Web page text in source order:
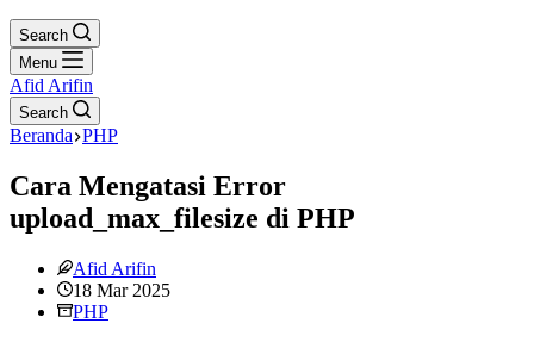
Search
Menu
Afid Arifin
Search
Beranda PHP
Cara Mengatasi Error
upload_max_filesize di PHP
Afid Arifin
18 Mar 2025
PHP